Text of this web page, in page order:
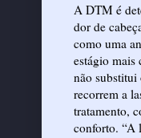
A DTM é
dor de
como uma
estágio mais
não substitui
recorrem a
tratamento,
conforto. “A